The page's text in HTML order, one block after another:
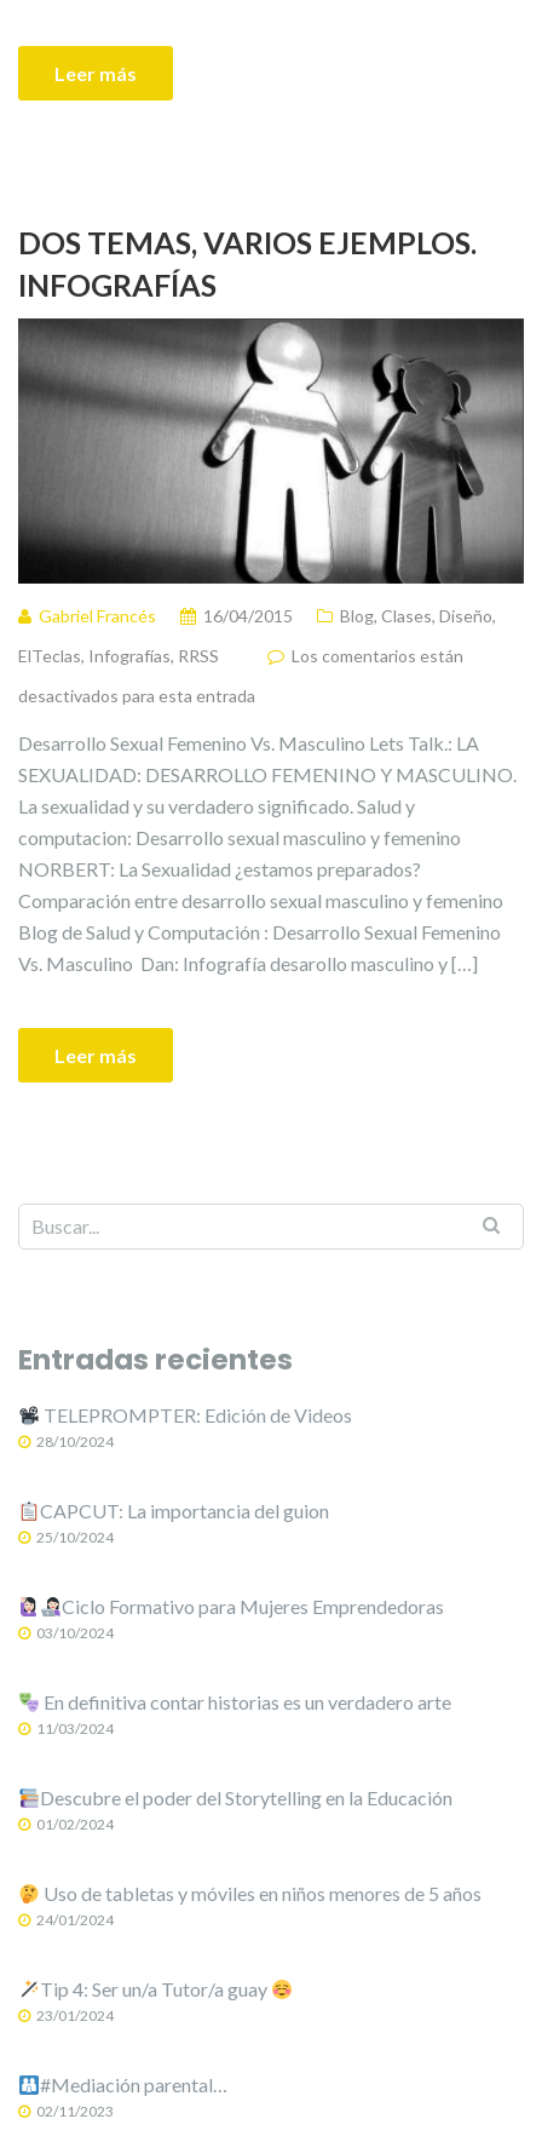
Leer más
DOS TEMAS, VARIOS EJEMPLOS.
INFOGRAFÍAS
Gabriel Francés 16/04/2015 Blog, Clases, Diseño,
ElTeclas, Infografías, RRSS
Los comentarios están
desactivados para esta entrada
Desarrollo Sexual Femenino Vs. Masculino Lets Talk.: LA
SEXUALIDAD: DESARROLLO FEMENINO Y MASCULINO.
La sexualidad y su verdadero significado. Salud y
computacion: Desarrollo sexual masculino y femenino
NORBERT: La Sexualidad ¿estamos preparados?
Comparación entre desarrollo sexual masculino y femenino
Blog de Salud y Computación : Desarrollo Sexual Femenino
Vs. Masculino Dan: Infografía desarollo masculino y […]
Leer más
Entradas recientes
TELEPROMPTER: Edición de Videos
28/10/2024
CAPCUT: La importancia del guion
25/10/2024
Ciclo Formativo para Mujeres Emprendedoras
03/10/2024
En definitiva contar historias es un verdadero arte
11/03/2024
Descubre el poder del Storytelling en la Educación
01/02/2024
Uso de tabletas y móviles en niños menores de 5 años
24/01/2024
Tip 4: Ser un/a Tutor/a guay
23/01/2024
#Mediación parental…
02/11/2023